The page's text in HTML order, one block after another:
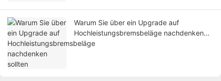
Warum Sie über ein Upgrade auf
Hochleistungsbremsbeläge nachdenken
sollten